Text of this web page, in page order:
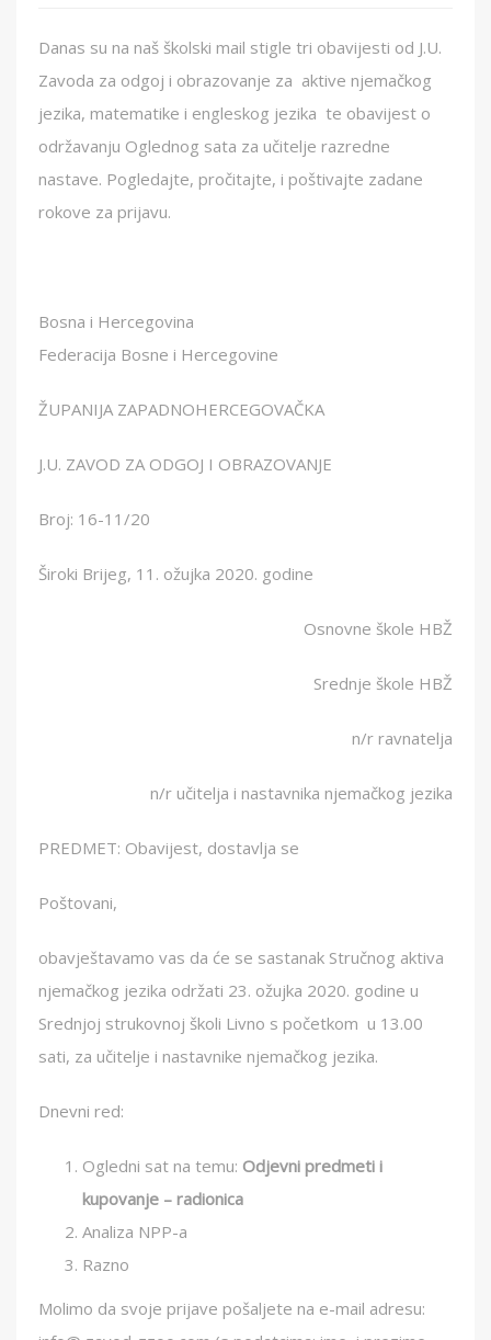
Danas su na naš školski mail stigle tri obavijesti od J.U.
Zavoda za odgoj i obrazovanje za aktive njemačkog
jezika, matematike i engleskog jezika te obavijest o
održavanju Oglednog sata za učitelje razredne
nastave. Pogledajte, pročitajte, i poštivajte zadane
rokove za prijavu.
Bosna i Hercegovina
Federacija Bosne i Hercegovine
ŽUPANIJA ZAPADNOHERCEGOVAČKA
J.U. ZAVOD ZA ODGOJ I OBRAZOVANJE
Broj: 16-11/20
Široki Brijeg, 11. ožujka 2020. godine
Osnovne škole HBŽ
Srednje škole HBŽ
n/r ravnatelja
n/r učitelja i nastavnika njemačkog jezika
PREDMET: Obavijest, dostavlja se
Poštovani,
obavještavamo vas da će se sastanak Stručnog aktiva
njemačkog jezika održati 23. ožujka 2020. godine u
Srednjoj strukovnoj školi Livno s početkom u 13.00
sati, za učitelje i nastavnike njemačkog jezika.
Dnevni red:
Ogledni sat na temu: Odjevni predmeti i
kupovanje – radionica
Analiza NPP-a
Razno
Molimo da svoje prijave pošaljete na e-mail adresu: